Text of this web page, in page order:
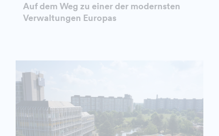
Auf dem Weg zu einer der modernsten
Verwaltungen Europas